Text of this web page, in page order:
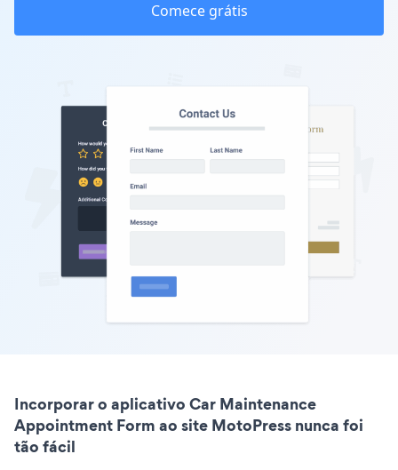
Comece grátis
Incorporar o aplicativo Car Maintenance
Appointment Form ao site MotoPress nunca foi
tão fácil